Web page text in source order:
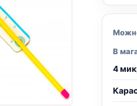
В
4